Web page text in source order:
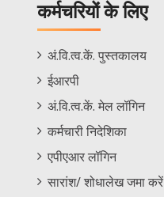
कर्मचरियों के लिए
Staff
Footer
Menu
अं.वि.त्व.कें. पुस्तकालय
ईआरपी
अं.वि.त्व.कें. मेल लॉगिन
कर्मचारी निदेशिका
एपीएआर लॉगिन
सारांश/ शोधालेख जमा करें